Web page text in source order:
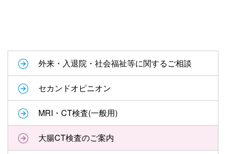
外来・入退院・社会福祉等に関するご相談
セカンドオピニオン
MRI・CT検査(一般用)
大腸CT検査のご案内